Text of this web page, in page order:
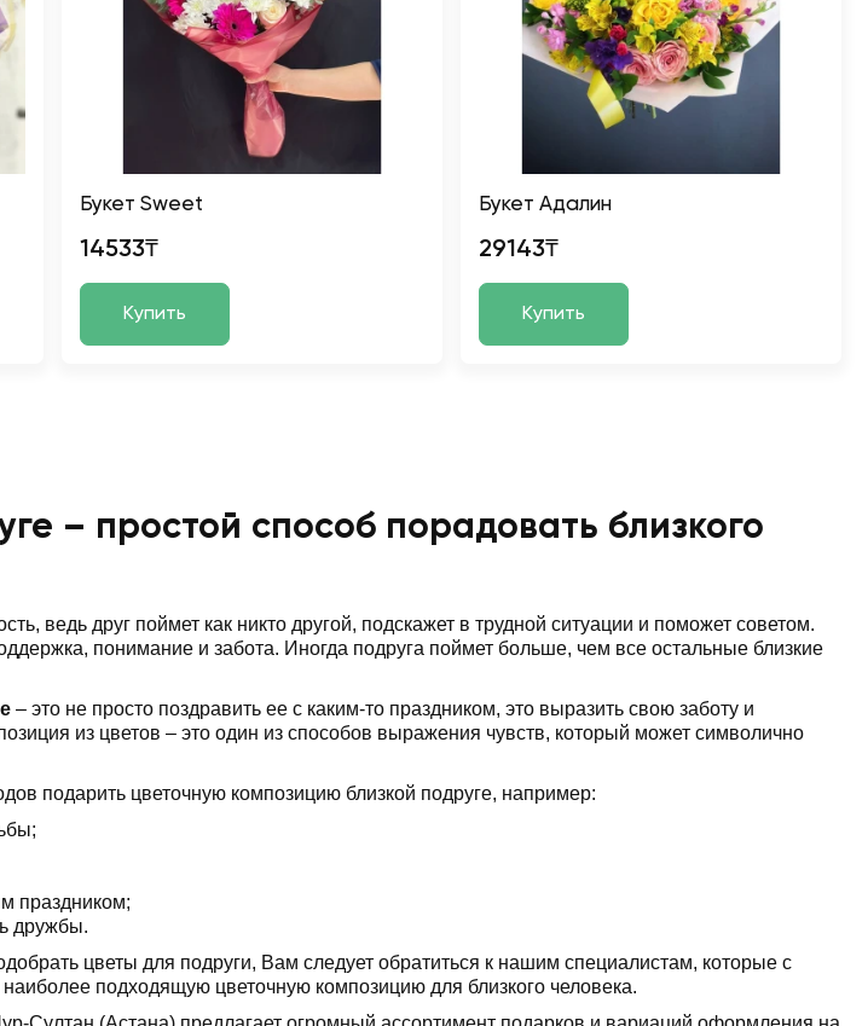
Букет Sweet
14533₸
Купить
Букет Адалин
29143₸
Купить
– простой способ порадовать близкого
ведь друг поймет как никто другой, подскажет в трудной ситуации и поможет советом.
понимание и забота. Иногда подруга поймет больше, чем все остальные близкие
– это не просто поздравить ее с каким-то праздником, это выразить свою заботу и
из цветов – это один из способов выражения чувств, который может символично
подарить цветочную композицию близкой подруге, например:
праздником;
дружбы.
цветы для подруги, Вам следует обратиться к нашим специалистам, которые с
подходящую цветочную композицию для близкого человека.